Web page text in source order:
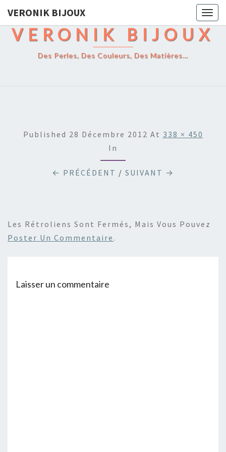
VERONIK BIJOUX
VERONIK BIJOUX
Des Perles, Des Couleurs, Des Matières…
Published 28 Décembre 2012 At 338 × 450
In
← PRÉCÉDENT / SUIVANT →
Les Rétroliens Sont Fermés, Mais Vous Pouvez
Poster Un Commentaire .
Laisser un commentaire